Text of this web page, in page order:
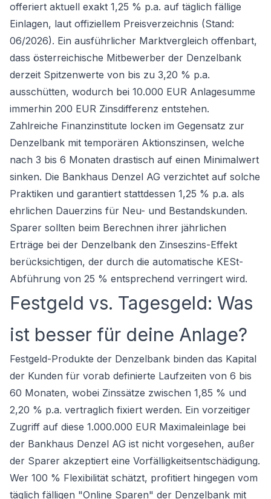
offeriert aktuell exakt 1,25 % p.a. auf täglich fällige
Einlagen, laut offiziellem Preisverzeichnis (Stand:
06/2026). Ein ausführlicher Marktvergleich offenbart,
dass österreichische Mitbewerber der Denzelbank
derzeit Spitzenwerte von bis zu 3,20 % p.a.
ausschütten, wodurch bei 10.000 EUR Anlagesumme
immerhin 200 EUR Zinsdifferenz entstehen.
Zahlreiche Finanzinstitute locken im Gegensatz zur
Denzelbank mit temporären Aktionszinsen, welche
nach 3 bis 6 Monaten drastisch auf einen Minimalwert
sinken. Die Bankhaus Denzel AG verzichtet auf solche
Praktiken und garantiert stattdessen 1,25 % p.a. als
ehrlichen Dauerzins für Neu- und Bestandskunden.
Sparer sollten beim Berechnen ihrer jährlichen
Erträge bei der Denzelbank den Zinseszins-Effekt
berücksichtigen, der durch die automatische KESt-
Abführung von 25 % entsprechend verringert wird.
Festgeld vs. Tagesgeld: Was
ist besser für deine Anlage?
Festgeld-Produkte der Denzelbank binden das Kapital
der Kunden für vorab definierte Laufzeiten von 6 bis
60 Monaten, wobei Zinssätze zwischen 1,85 % und
2,20 % p.a. vertraglich fixiert werden. Ein vorzeitiger
Zugriff auf diese 1.000.000 EUR Maximaleinlage bei
der Bankhaus Denzel AG ist nicht vorgesehen, außer
der Sparer akzeptiert eine Vorfälligkeitsentschädigung.
Wer 100 % Flexibilität schätzt, profitiert hingegen vom
täglich fälligen "Online Sparen" der Denzelbank mit